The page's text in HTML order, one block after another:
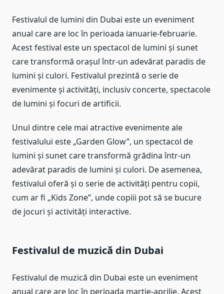
Festivalul de lumini din Dubai este un eveniment
anual care are loc în perioada ianuarie-februarie.
Acest festival este un spectacol de lumini și sunet
care transformă orașul într-un adevărat paradis de
lumini și culori. Festivalul prezintă o serie de
evenimente și activități, inclusiv concerte, spectacole
de lumini și focuri de artificii.
Unul dintre cele mai atractive evenimente ale
festivalului este „Garden Glow”, un spectacol de
lumini și sunet care transformă grădina într-un
adevărat paradis de lumini și culori. De asemenea,
festivalul oferă și o serie de activități pentru copii,
cum ar fi „Kids Zone”, unde copiii pot să se bucure
de jocuri și activități interactive.
Festivalul de muzică din Dubai
Festivalul de muzică din Dubai este un eveniment
anual care are loc în perioada martie-aprilie. Acest